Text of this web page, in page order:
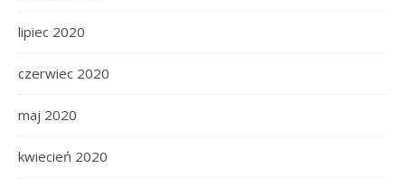
lipiec 2020
czerwiec 2020
maj 2020
kwiecień 2020